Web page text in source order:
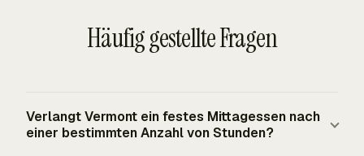
Häufig gestellte Fragen
Verlangt Vermont ein festes Mittagessen nach
einer bestimmten Anzahl von Stunden?